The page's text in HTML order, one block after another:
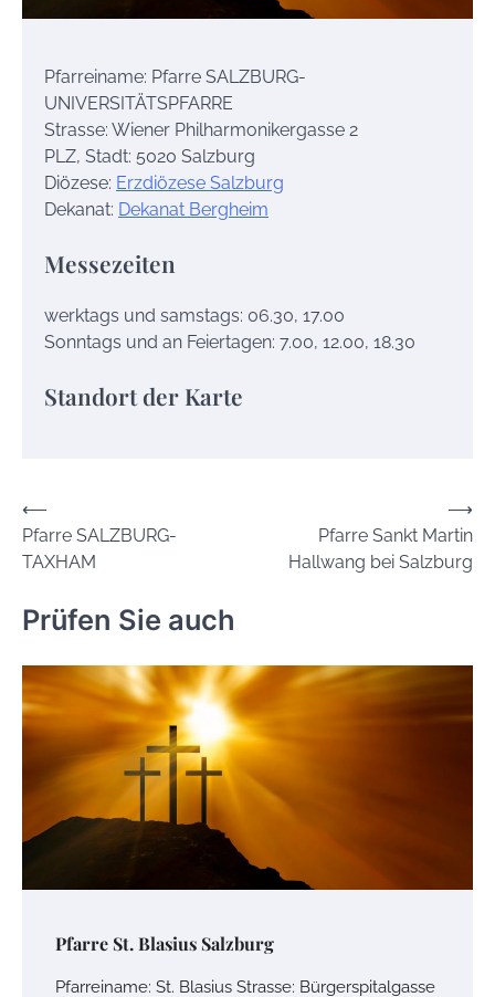
Pfarreiname: Pfarre SALZBURG-
UNIVERSITÄTSPFARRE
Strasse: Wiener Philharmonikergasse 2
PLZ, Stadt: 5020 Salzburg
Diözese: Erzdiözese Salzburg
Dekanat: Dekanat Bergheim
Messezeiten
werktags und samstags: 06.30, 17.00
Sonntags und an Feiertagen: 7.00, 12.00, 18.30
Standort der Karte
Beitrags-
Navigation
⟵
Pfarre SALZBURG-
TAXHAM
Pfarre Sankt Martin
Hallwang bei Salzburg
⟶
Prüfen Sie auch
Pfarre St. Blasius Salzburg
Pfarreiname: St. Blasius Strasse: Bürgerspitalgasse